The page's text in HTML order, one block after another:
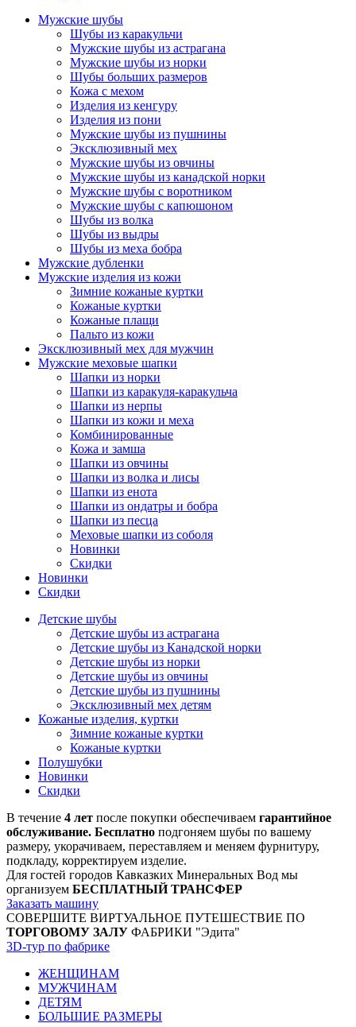
Мужские шубы
Шубы из каракульчи
Мужские шубы из астрагана
Мужские шубы из норки
Шубы больших размеров
Кожа с мехом
Изделия из кенгуру
Изделия из пони
Мужские шубы из пушнины
Эксклюзивный мех
Мужские шубы из овчины
Мужские шубы из канадской норки
Мужские шубы с воротником
Мужские шубы с капюшоном
Шубы из волка
Шубы из выдры
Шубы из меха бобра
Мужские дубленки
Мужские изделия из кожи
Зимние кожаные куртки
Кожаные куртки
Кожаные плащи
Пальто из кожи
Эксклюзивный мех для мужчин
Мужские меховые шапки
Шапки из норки
Шапки из каракуля-каракульча
Шапки из нерпы
Шапки из кожи и меха
Комбинированные
Кожа и замша
Шапки из овчины
Шапки из волка и лисы
Шапки из енота
Шапки из ондатры и бобра
Шапки из песца
Меховые шапки из соболя
Новинки
Скидки
Новинки
Скидки
Детские шубы
Детские шубы из астрагана
Детские шубы из Канадской норки
Детские шубы из норки
Детские шубы из овчины
Детские шубы из пушнины
Эксклюзивный мех детям
Кожаные изделия, куртки
Зимние кожаные куртки
Кожаные куртки
Полушубки
Новинки
Скидки
В течение 4 лет после покупки обеспечиваем гарантийное
обслуживание. Бесплатно подгоняем шубы по вашему
размеру, укорачиваем, переставляем и меняем фурнитуру,
подкладу, корректируем изделие.
Для гостей городов Кавказких Минеральных Вод мы
организуем БЕСПЛАТНЫЙ ТРАНСФЕР
Заказать машину
СОВЕРШИТЕ ВИРТУАЛЬНОЕ ПУТЕШЕСТВИЕ ПО
ТОРГОВОМУ ЗАЛУ ФАБРИКИ "Эдита"
3D-тур по фабрике
ЖЕНЩИНАМ
МУЖЧИНАМ
ДЕТЯМ
БОЛЬШИЕ РАЗМЕРЫ